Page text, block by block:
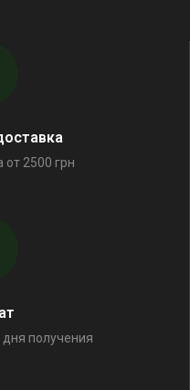
от 2500 грн
дня получения